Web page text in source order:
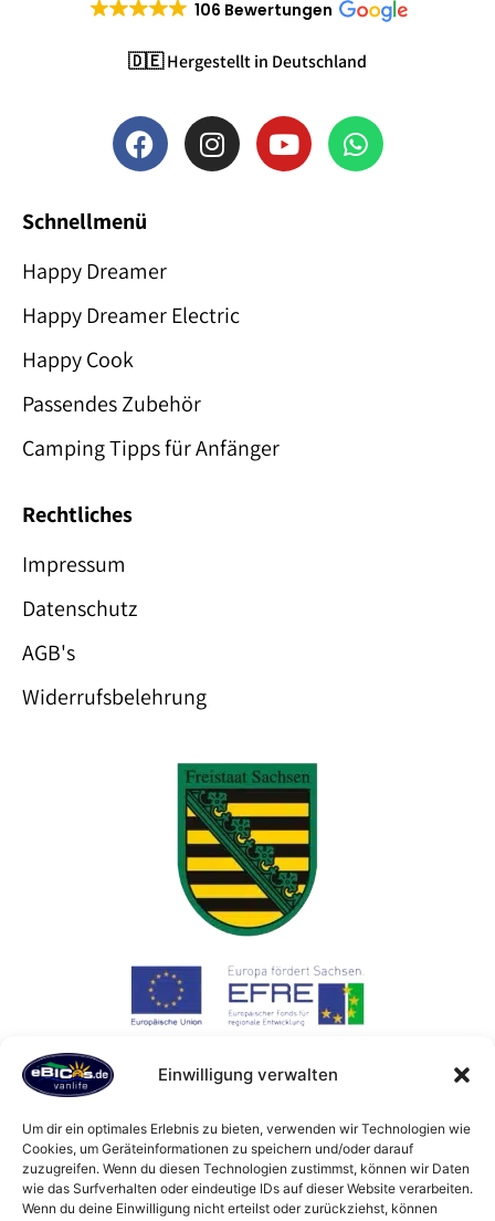
Einwilligung verwalten
Um dir ein optimales Erlebnis zu bieten, verwenden wir Technologien wie
Cookies, um Geräteinformationen zu speichern und/oder darauf
zuzugreifen. Wenn du diesen Technologien zustimmst, können wir Daten
wie das Surfverhalten oder eindeutige IDs auf dieser Website verarbeiten.
Wenn du deine Einwilligung nicht erteilst oder zurückziehst, können
106 Bewertungen
🇩🇪 Hergestellt in Deutschland
Schnellmenü
Happy Dreamer
Happy Dreamer Electric
Happy Cook
Passendes Zubehör
Camping Tipps für Anfänger
Rechtliches
Impressum
Datenschutz
AGB's
Widerrufsbelehrung
Die Maßnahme wird mitfinanziert durch Steuermittel auf
Grundlage des von den Abgeordneten des Sächsischen
Landtags beschlossenen Haushaltes.